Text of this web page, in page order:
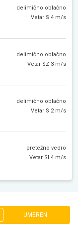
delimično oblačno
Vetar S 4 m/s
delimično oblačno
Vetar SZ 3 m/s
delimično oblačno
Vetar S 2 m/s
pretežno vedro
Vetar SI 4 m/s
UMEREN